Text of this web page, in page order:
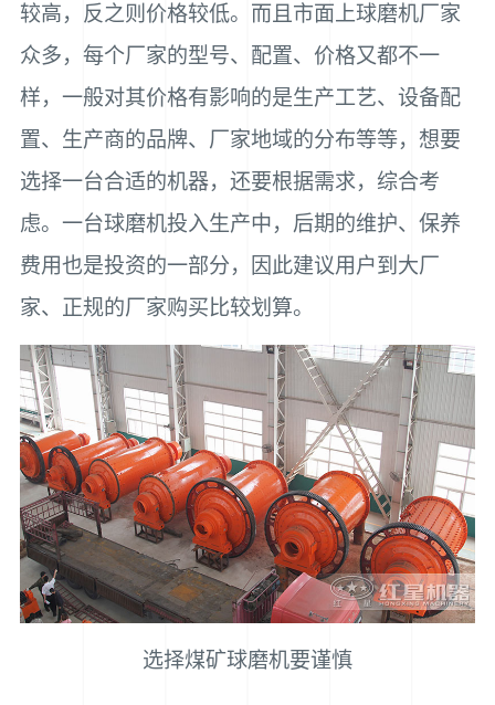
较高，反之则价格较低。而且市面上球磨机厂家
众多，每个厂家的型号、配置、价格又都不一
样，一般对其价格有影响的是生产工艺、设备配
置、生产商的品牌、厂家地域的分布等等，想要
选择一台合适的机器，还要根据需求，综合考
虑。一台球磨机投入生产中，后期的维护、保养
费用也是投资的一部分，因此建议用户到大厂
家、正规的厂家购买比较划算。
选择煤矿球磨机要谨慎